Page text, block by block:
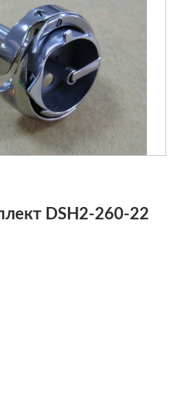
DSH2-260-22